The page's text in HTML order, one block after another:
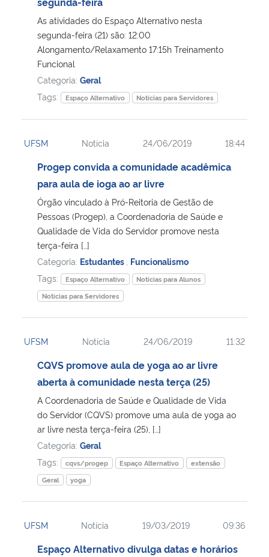
As atividades do Espaço Alternativo nesta
segunda-feira (21) são: 12:00
Alongamento/Relaxamento 17:15h Treinamento
Funcional
Categoria: Geral
Tags:
Espaço Alternativo Notícias para Servidores
UFSM Notícia 24/06/2019 18:44
Progep convida a comunidade acadêmica
para aula de ioga ao ar livre
Órgão vinculado à Pró-Reitoria de Gestão de
Pessoas (Progep), a Coordenadoria de Saúde e
Qualidade de Vida do Servidor promove nesta
terça-feira […]
Categoria: Estudantes Funcionalismo
Tags:
Espaço Alternativo
Notícias para Alunos
Notícias para Servidores
UFSM Notícia 24/06/2019 11:32
CQVS promove aula de yoga ao ar livre
aberta à comunidade nesta terça (25)
A Coordenadoria de Saúde e Qualidade de Vida
do Servidor (CQVS) promove uma aula de yoga ao
ar livre nesta terça-feira (25), […]
Categoria: Geral
Tags:
cqvs/progep Espaço Alternativo
extensão
Geral
yoga
UFSM Notícia 19/03/2019 09:36
Espaço Alternativo divulga datas e horários